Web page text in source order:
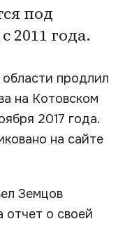
под
года.
продлил
на Котовском
2017 года.
на сайте
Земцов
отчет о своей